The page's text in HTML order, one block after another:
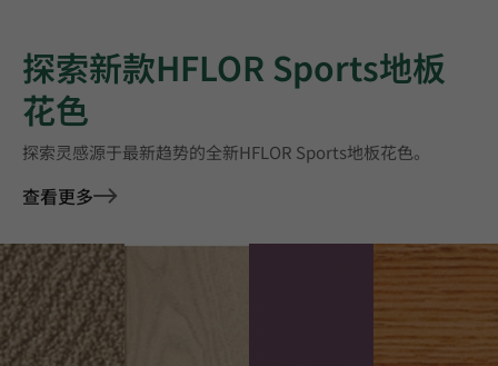
探索新款HFLOR Sports地板
花色
探索灵感源于最新趋势的全新HFLOR Sports地板花色。
查看更多